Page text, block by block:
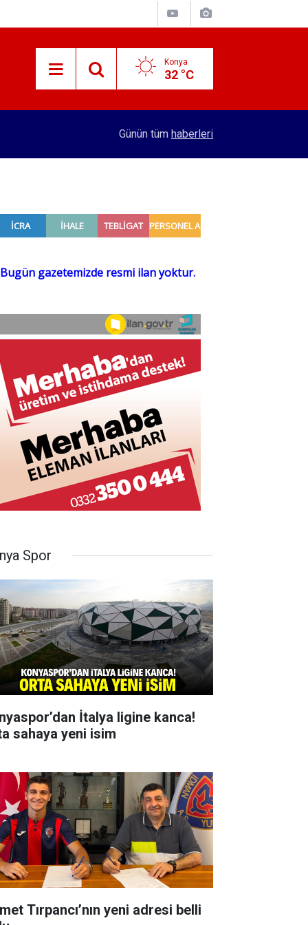
Konya
32 °C
Türk Standardları Enstitüsü 129 personel alacak
Günün tüm haberleri
Spor
İtalya ligine kanca!
sahaya yeni isim
Tırpancı’nın yeni adresi belli